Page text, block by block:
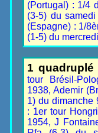
(Portugal) : 1/4
(3-5) du
(Espagne) : 1/
(1-5) du
1 quadruplé
tour Brésil-
1938, Ademir
1) du dimanche
: 1er tour
1954, J